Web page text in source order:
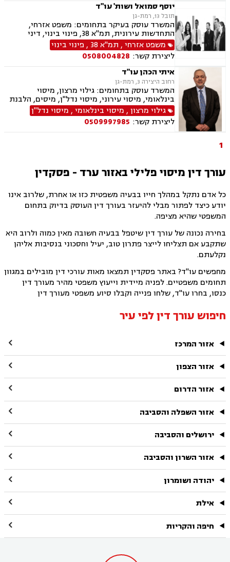
יוסף סמואל ושות' עו"ד
תובל 13, רמת-גן
המשרד עוסק בעיקר בתחומים: משפט אזרחי,
התחדשות עירונית, תמ"א 38, פינוי בינוי, דיני
מקרקעין, מיסים, גילוי מרצון, דיני תאגידים, הפקעת
קרקעות, תכנון ובניה, דיור מוגן, ירושות וצוואות,
חוקתי ומנהלי, ליווי עסקי, ליטיגציה, ליקויי בנייה,
לשון הרע, מיסוי נדל"ן, מיסוי עירוני, מיסוי פלילי,
מסחר בינלאומי, נוטריון, דיני התיישנות, זכויות
יוצרים, נדל"ן, סדר דין אזרחי וראיות, עבירות מס
כלכליות, עסקאות מכר דירה, ערבויות ושטרות, פינוי
מושכר, קבוצות רכישה, רישוי עסקים, עריכת ייפוי
כוח מתמשך
משפט אזרחי , תמ"א 38 , פינוי בינוי
ליצירת קשר: 0508004828
איתי הכהן עו"ד
רחוב היצירה 3, רמת-גן
המשרד עוסק בתחומים: גילוי מרצון, מיסוי
בינלאומי, מיסוי עירוני, מיסוי נדל"ן, מיסים, הלבנת
הון, חוק עידוד השקעת הון, ארנונה, היטל פיתוח,
תביעות יצוגיות, פינוי בינוי, קבוצות רכישה, מיסוי
פלילי ופיצוים מס' רכוש.
גילוי מרצון, מיסוי בינלאומי, מיסוי נדל"ן
ליצירת קשר: 0509997985
1
עורך דין מיסוי פלילי באזור ערד - פסקדין
כל אדם נתקל במהלך חייו בבעיה משפטית כזו או אחרת, שלרוב אינו
יודע כיצד לפתור מבלי להיעזר בעורך דין העוסק בדיוק בתחום
המשפטי שהיא מציפה.
בחירה נכונה של עורך דין שיטפל בבעיה חשובה מאין כמוה ולרוב היא
שתקבע אם תצליחו לייצר פתרון טוב, יעיל וחסכוני בנסיבות אליהן
נקלעתם.
מחפשים עו"ד? באתר פסקדין תמצאו מאות עורכי דין מובילים במגוון
תחומים משפטיים. לפניה מיידית וייעוץ משפטי מהיר מעורך דין
כנסו, בחרו עו"ד, שלחו פנייה וקבלו סיוע משפטי מעורך דין
חיפוש עורך דין לפי עיר
אזור המרכז 
אזור הצפון 
אזור הדרום 
אזור השפלה והסביבה 
ירושלים והסביבה 
אזור השרון והסביבה 
יהודה ושומרון 
אילת 
חיפה והקריות 